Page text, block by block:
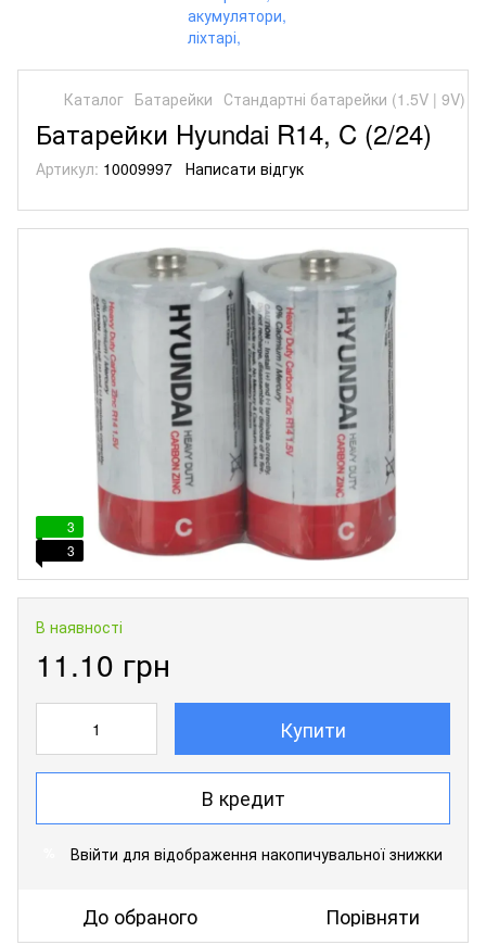
Каталог Батарейки Стандартні батарейки (1.5V | 9V)
Батарейки Hyundai R14, C (2/24)
Артикул: 10009997 Написати відгук
3
3
В наявності
11.10 грн
Купити
В кредит
Ввійти для відображення накопичувальної знижки
До обраного Порівняти